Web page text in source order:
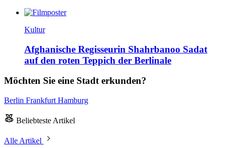
Kultur
Afghanische Regisseurin Shahrbanoo Sadat
auf den roten Teppich der Berlinale
Möchten Sie eine Stadt erkunden?
Berlin Frankfurt Hamburg
Beliebteste Artikel
Alle Artikel